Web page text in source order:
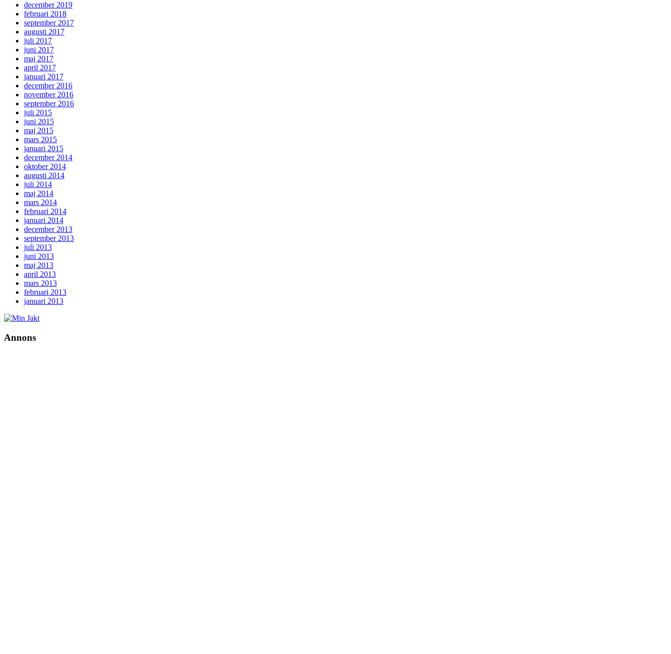
december 2019
februari 2018
september 2017
augusti 2017
juli 2017
juni 2017
maj 2017
april 2017
januari 2017
december 2016
november 2016
september 2016
juli 2015
juni 2015
maj 2015
mars 2015
januari 2015
december 2014
oktober 2014
augusti 2014
juli 2014
maj 2014
mars 2014
februari 2014
januari 2014
december 2013
september 2013
juli 2013
juni 2013
maj 2013
april 2013
mars 2013
februari 2013
januari 2013
Annons